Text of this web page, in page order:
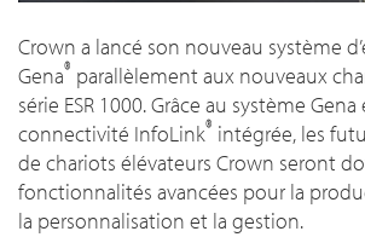
Crown a lancé son nouveau système
Gena® parallèlement aux nouveaux
série ESR 1000. Grâce au système Gena
connectivité InfoLink® intégrée, les
de chariots élévateurs Crown seront
fonctionnalités avancées pour la
la personnalisation et la gestion.